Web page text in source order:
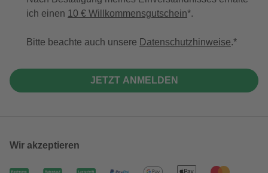
ich einen 10 € Willkommensgutschein*.
Bitte beachte auch unsere Datenschutzhinweise.
JETZT ANMELDEN
Wir akzeptieren